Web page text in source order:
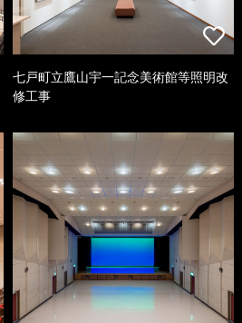
七戸町立鷹山宇一記念美術館等照明改
修工事